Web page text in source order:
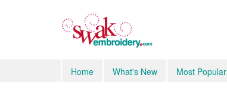
Home What's New Most Popular